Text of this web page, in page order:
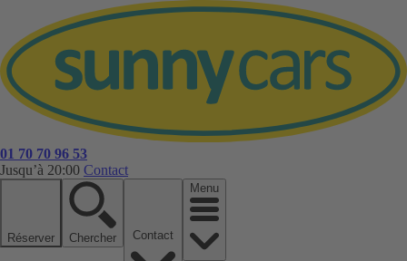
01 70 70 96 53
Jusqu’à 20:00 Contact
Réserver Chercher
Menu